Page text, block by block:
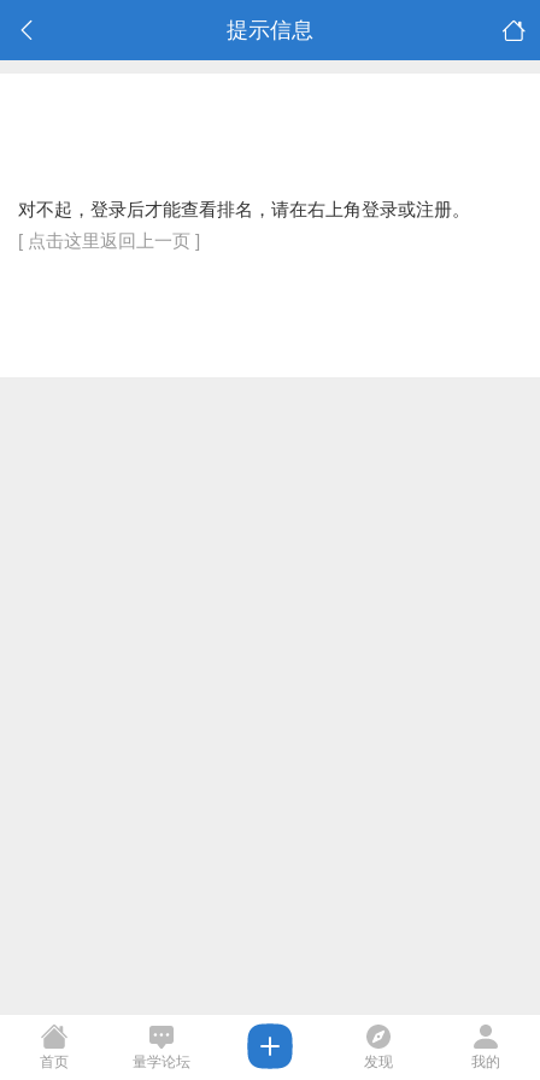
提示信息
对不起，登录后才能查看排名，请在右上角登录或注册。
[ 点击这里返回上一页 ]
首页 量学论坛 发现 我的